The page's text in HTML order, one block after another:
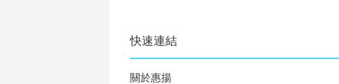
快速連結
關於惠揚